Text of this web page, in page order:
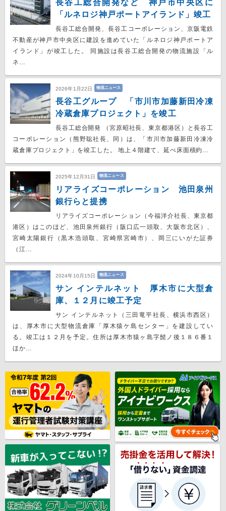
長谷工総合開発など 神戸市中央区に
「ルネロジ神戸ポートアイランド」竣工
長谷工総合開発、長谷工コーポレーション、京阪電鉄
不動産が神戸市中央区に建設を進めていた「ルネロジ神戸ポートア
イランド」が竣工した。 同施設は長谷工総合開発の物流施設「ル
ネ…
2026年1月22日 物流ニュース
長谷工グループ 「市川市加藤新田冷凍
冷蔵倉庫プロジェクト」を竣工
長谷工総合開発 （宮原昭社長、東京都港区）と長谷工
コーポレーション（熊野聡社長、同）は、「市川市加藤新田冷凍冷
蔵倉庫プロジェクト」を竣工した。 地上４階建て、延べ床面積約…
2025年12月31日 物流ニュース
リアライズコーポレーション 池田泉州
銀行らと提携
リアライズコーポレーション（今福洋介社長、東京都
港区）はこのほど、池田泉州銀行（阪口広一頭取、大阪市北区）、
宮崎太陽銀行（黒木浩頭取、宮崎県宮崎市）、岡三にいがた証券
（江…
2024年10月15日 物流ニュース
サン インテルネット 厚木市に大型倉
庫、１２月に竣工予定
サン インテルネット（三田竜平社長、横浜市西区）
は、厚木市に大型物流倉庫「厚木猿ケ島センター」を建設してい
る。竣工は１２月を予定。住所は厚木市猿ヶ島字髭ノ後１８６番１
ほか…